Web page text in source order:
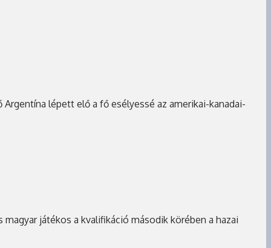
lépett elő a fő esélyessé az amerikai-kanadai-
játékos a kvalifikáció második körében a hazai